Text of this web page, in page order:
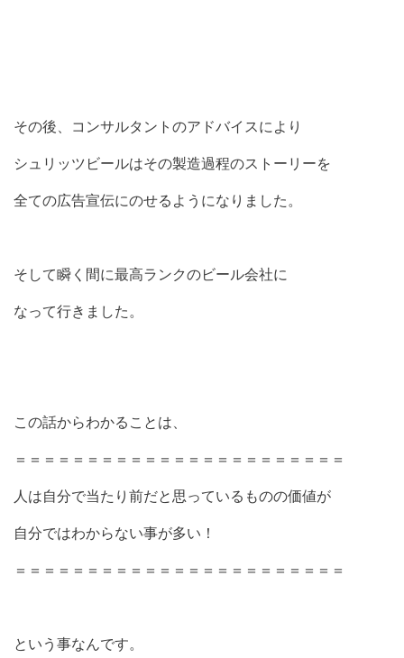
その後、コンサルタントのアドバイスにより
シュリッツビールはその製造過程のストーリーを
全ての広告宣伝にのせるようになりました。
そして瞬く間に最高ランクのビール会社に
なって行きました。
この話からわかることは、
＝＝＝＝＝＝＝＝＝＝＝＝＝＝＝＝＝＝＝＝＝＝＝
人は自分で当たり前だと思っているものの価値が
自分ではわからない事が多い！
＝＝＝＝＝＝＝＝＝＝＝＝＝＝＝＝＝＝＝＝＝＝＝
という事なんです。